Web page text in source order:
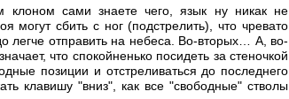
клоном сами знаете чего, язык ну никак не
могут сбить с ног (подстрелить), что чревато
легче отправить на небеса. Во-вторых… А, во-
что спокойненько посидеть за стеночкой
позиции и отстреливаться до последнего
клавишу "вниз", как все "свободные" стволы